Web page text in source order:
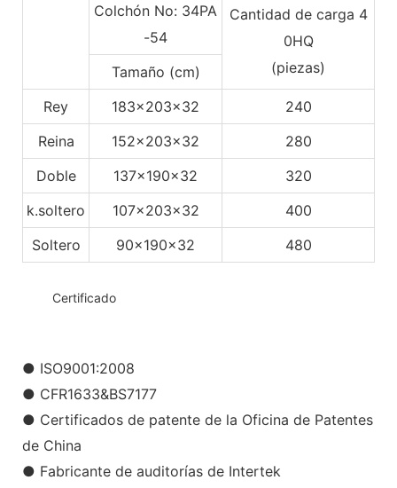
Colchón No: 34PA
-54
Cantidad de carga 4
0HQ
(piezas)
Tamaño (cm)
Rey
183x203x32
240
Reina
152x203x32
280
Doble
137x190x32
320
k.soltero
107x203x32
400
Soltero
90x190x32 480
Certificado
● ISO9001:2008
● CFR1633&BS7177
● Certificados de patente de la Oficina de Patentes
de China
● Fabricante de auditorías de Intertek